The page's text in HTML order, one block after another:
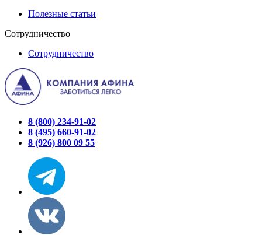
Полезные статьи
Сотрудничество
Сотрудничество
8 (800) 234-91-02
8 (495) 660-91-02
8 (926) 800 09 55